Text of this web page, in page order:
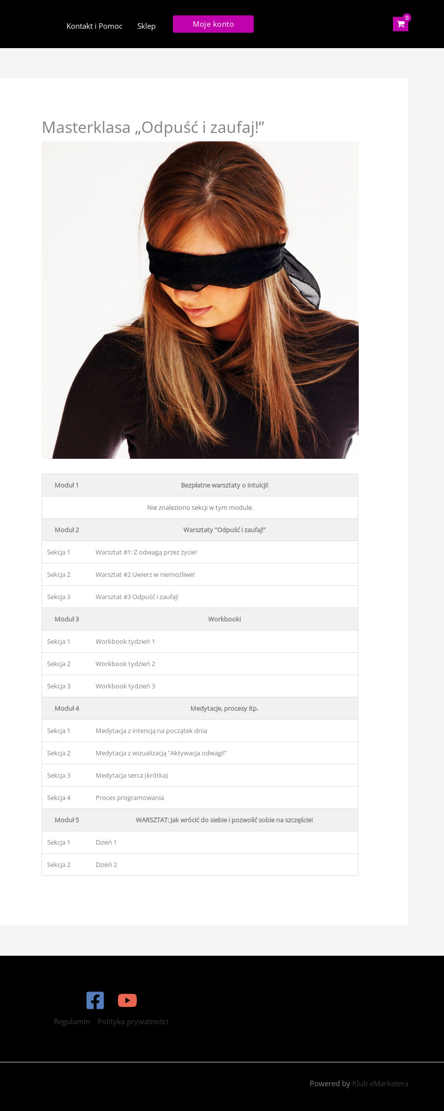
Kontakt i Pomoc Sklep Moje konto
Masterklasa „Odpuść i zaufaj!”
Moduł 1 Bezpłatne warsztaty o intuicji!
Nie znaleziono sekcji w tym module.
Moduł 2 Warsztaty "Odpuść i zaufaj!"
Sekcja 1 Warsztat #1: Z odwagą przez życie!
Sekcja 2 Warsztat #2 Uwierz w niemożliwe!
Sekcja 3 Warsztat #3 Odpuść i zaufaj!
Moduł 3 Workbooki
Sekcja 1 Workbook tydzień 1
Sekcja 2 Workbook tydzień 2
Sekcja 3 Workbook tydzień 3
Moduł 4 Medytacje, procesy itp.
Sekcja 1 Medytacja z intencją na początek dnia
Sekcja 2 Medytacja z wizualizacją "Aktywacja odwagi!"
Sekcja 3 Medytacja serca (krótka)
Sekcja 4 Proces programowania
Moduł 5 WARSZTAT: Jak wrócić do siebie i pozwolić sobie na szczęście!
Sekcja 1 Dzień 1
Sekcja 2 Dzień 2
Regulamin Polityka prywatności
Powered by Klub eMarketera